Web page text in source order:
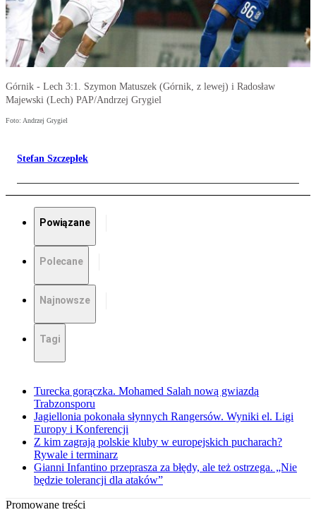
Górnik - Lech 3:1. Szymon Matuszek (Górnik, z lewej) i Radosław
Majewski (Lech) PAP/Andrzej Grygiel
Foto: Andrzej Grygiel
Stefan Szczepłek
Powiązane
Polecane
Najnowsze
Tagi
Turecka gorączka. Mohamed Salah nową gwiazdą
Trabzonsporu
Jagiellonia pokonała słynnych Rangersów. Wyniki el. Ligi
Europy i Konferencji
Z kim zagrają polskie kluby w europejskich pucharach?
Rywale i terminarz
Gianni Infantino przeprasza za błędy, ale też ostrzega. „Nie
będzie tolerancji dla ataków”
Promowane treści